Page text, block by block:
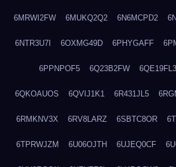
6MRWI2FW 6MUKQ2Q2 6N6MCPD2
6NTR3U7I 6OXMG49D 6PHYGAFF
6PPNPOF5 6Q23B2FW 6QE19FL3
6QKOAUOS 6QVIJ1K1 6R431JL5
6RMKNV3X 6RV8LARZ 6SBTC8OR
6TPRWJZM 6U06OJTH 6UJEQ0CF